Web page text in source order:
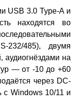
USB 3.0 Type-A и
находятся во
232/485), двумя
аудиогнёздами на
— от -10 до +60
через DC-
с Windows 10/11 и